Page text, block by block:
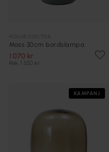
Moss 30cm bordslampa
1 070 kr
Rek. 1 550 kr
KAMPANJ